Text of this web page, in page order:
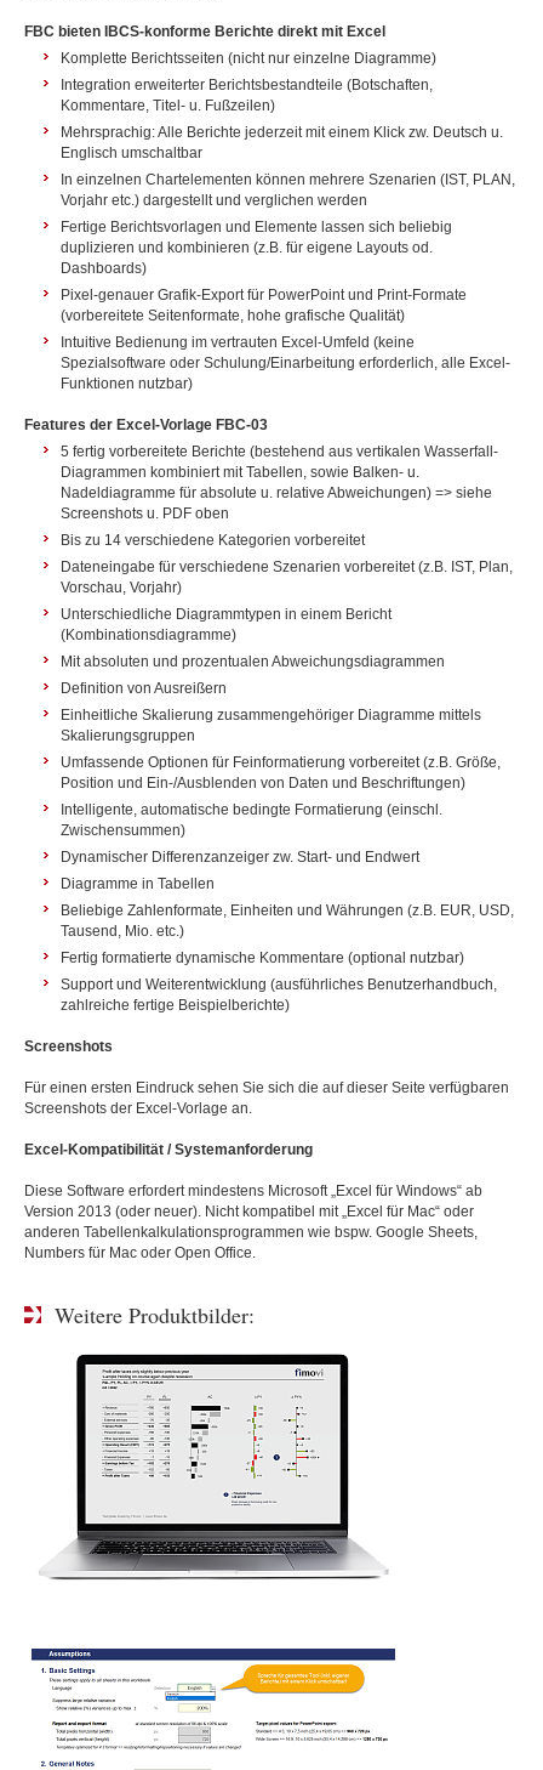
FBC bieten IBCS-konforme Berichte direkt mit Excel
Komplette Berichtsseiten (nicht nur einzelne Diagramme)
Integration erweiterter Berichtsbestandteile (Botschaften,
Kommentare, Titel- u. Fußzeilen)
Mehrsprachig: Alle Berichte jederzeit mit einem Klick zw. Deutsch u.
Englisch umschaltbar
In einzelnen Chartelementen können mehrere Szenarien (IST, PLAN,
Vorjahr etc.) dargestellt und verglichen werden
Fertige Berichtsvorlagen und Elemente lassen sich beliebig
duplizieren und kombinieren (z.B. für eigene Layouts od.
Dashboards)
Pixel-genauer Grafik-Export für PowerPoint und Print-Formate
(vorbereitete Seitenformate, hohe grafische Qualität)
Intuitive Bedienung im vertrauten Excel-Umfeld (keine
Spezialsoftware oder Schulung/Einarbeitung erforderlich, alle Excel-
Funktionen nutzbar)
Features der Excel-Vorlage FBC-03
5 fertig vorbereitete Berichte (bestehend aus vertikalen Wasserfall-
Diagrammen kombiniert mit Tabellen, sowie Balken- u.
Nadeldiagramme für absolute u. relative Abweichungen) => siehe
Screenshots u. PDF oben
Bis zu 14 verschiedene Kategorien vorbereitet
Dateneingabe für verschiedene Szenarien vorbereitet (z.B. IST, Plan,
Vorschau, Vorjahr)
Unterschiedliche Diagrammtypen in einem Bericht
(Kombinationsdiagramme)
Mit absoluten und prozentualen Abweichungsdiagrammen
Definition von Ausreißern
Einheitliche Skalierung zusammengehöriger Diagramme mittels
Skalierungsgruppen
Umfassende Optionen für Feinformatierung vorbereitet (z.B. Größe,
Position und Ein-/Ausblenden von Daten und Beschriftungen)
Intelligente, automatische bedingte Formatierung (einschl.
Zwischensummen)
Dynamischer Differenzanzeiger zw. Start- und Endwert
Diagramme in Tabellen
Beliebige Zahlenformate, Einheiten und Währungen (z.B. EUR, USD,
Tausend, Mio. etc.)
Fertig formatierte dynamische Kommentare (optional nutzbar)
Support und Weiterentwicklung (ausführliches Benutzerhandbuch,
zahlreiche fertige Beispielberichte)
Screenshots
Für einen ersten Eindruck sehen Sie sich die auf dieser Seite verfügbaren
Screenshots der Excel-Vorlage an.
Excel-Kompatibilität / Systemanforderung
Diese Software erfordert mindestens Microsoft „Excel für Windows“ ab
Version 2013 (oder neuer). Nicht kompatibel mit „Excel für Mac“ oder
anderen Tabellenkalkulationsprogrammen wie bspw. Google Sheets,
Numbers für Mac oder Open Office.
Weitere Produktbilder: